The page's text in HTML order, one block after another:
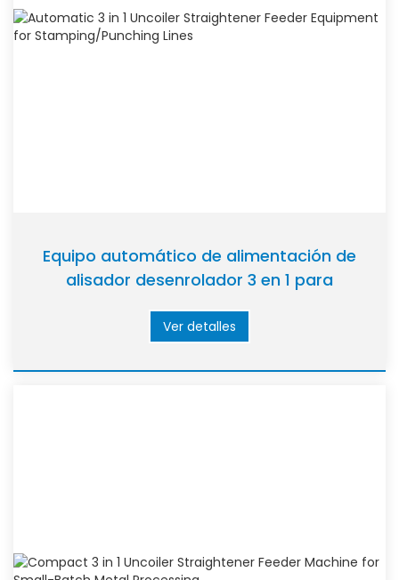
Equipo automático de alimentación de
alisador desenrolador 3 en 1 para
Ver detalles